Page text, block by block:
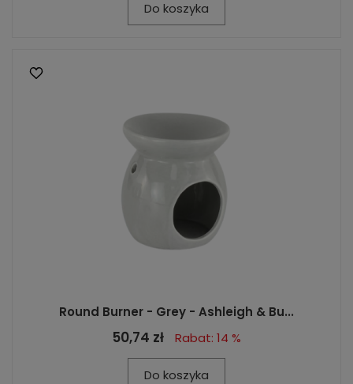
Do koszyka
Round Burner - Grey - Ashleigh & Bu...
50,74 zł Rabat: 14 %
Do koszyka